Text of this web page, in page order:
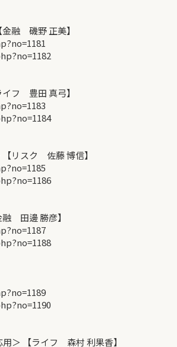
融 磯野 正美】
フ 豊田 真弓】
リスク 佐藤 博信】
田邊 勝彦】
＞ 【ライフ 森村 利果香】